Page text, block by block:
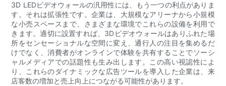
3D LEDビデオウォールの汎用性には、もう一つの利点がありま
す。それは拡張性です。企業は、大規模なアリーナから小規模
な小売スペースまで、さまざまな環境でこれらの設備を利用で
きます。適切に設置すれば、3Dビデオウォールはありふれた場
所をセンセーショナルな空間に変え、通行人の注目を集めるだ
けでなく、消費者がオンラインで体験を共有することでソーシ
ャルメディアでの話題性も生み出します。この高い視認性によ
り、これらのダイナミックな広告ツールを導入した企業は、来
店客数の増加と売上向上につながる可能性があります。